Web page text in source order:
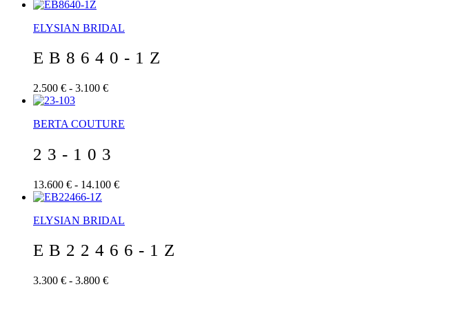
ELYSIAN BRIDAL
EB8640-1Z
2.500 € - 3.100 €
BERTA COUTURE
23-103
13.600 € - 14.100 €
ELYSIAN BRIDAL
EB22466-1Z
3.300 € - 3.800 €